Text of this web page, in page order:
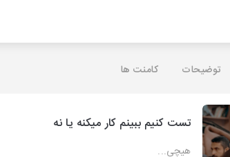
توضیحات کامنت ها
تست کنیم ببینم کار میکنه یا نه
هیچی...